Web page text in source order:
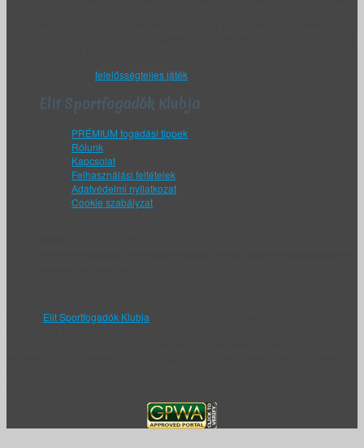
felelősségteljes játék
Elit Sportfogadók Klubja
PRÉMIUM fogadási tippek
Rólunk
Kapcsolat
Felhasználási feltételek
Adatvédelmi nyilatkozat
Cookie szabályzat
Elit Sportfogadók Klubja